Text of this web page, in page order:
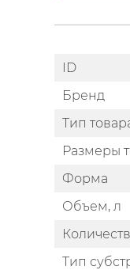
ID
Бренд
Тип
Размеры
Форма
Объем, л
Тип